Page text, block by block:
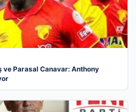
ve Parasal Canavar: Anthony